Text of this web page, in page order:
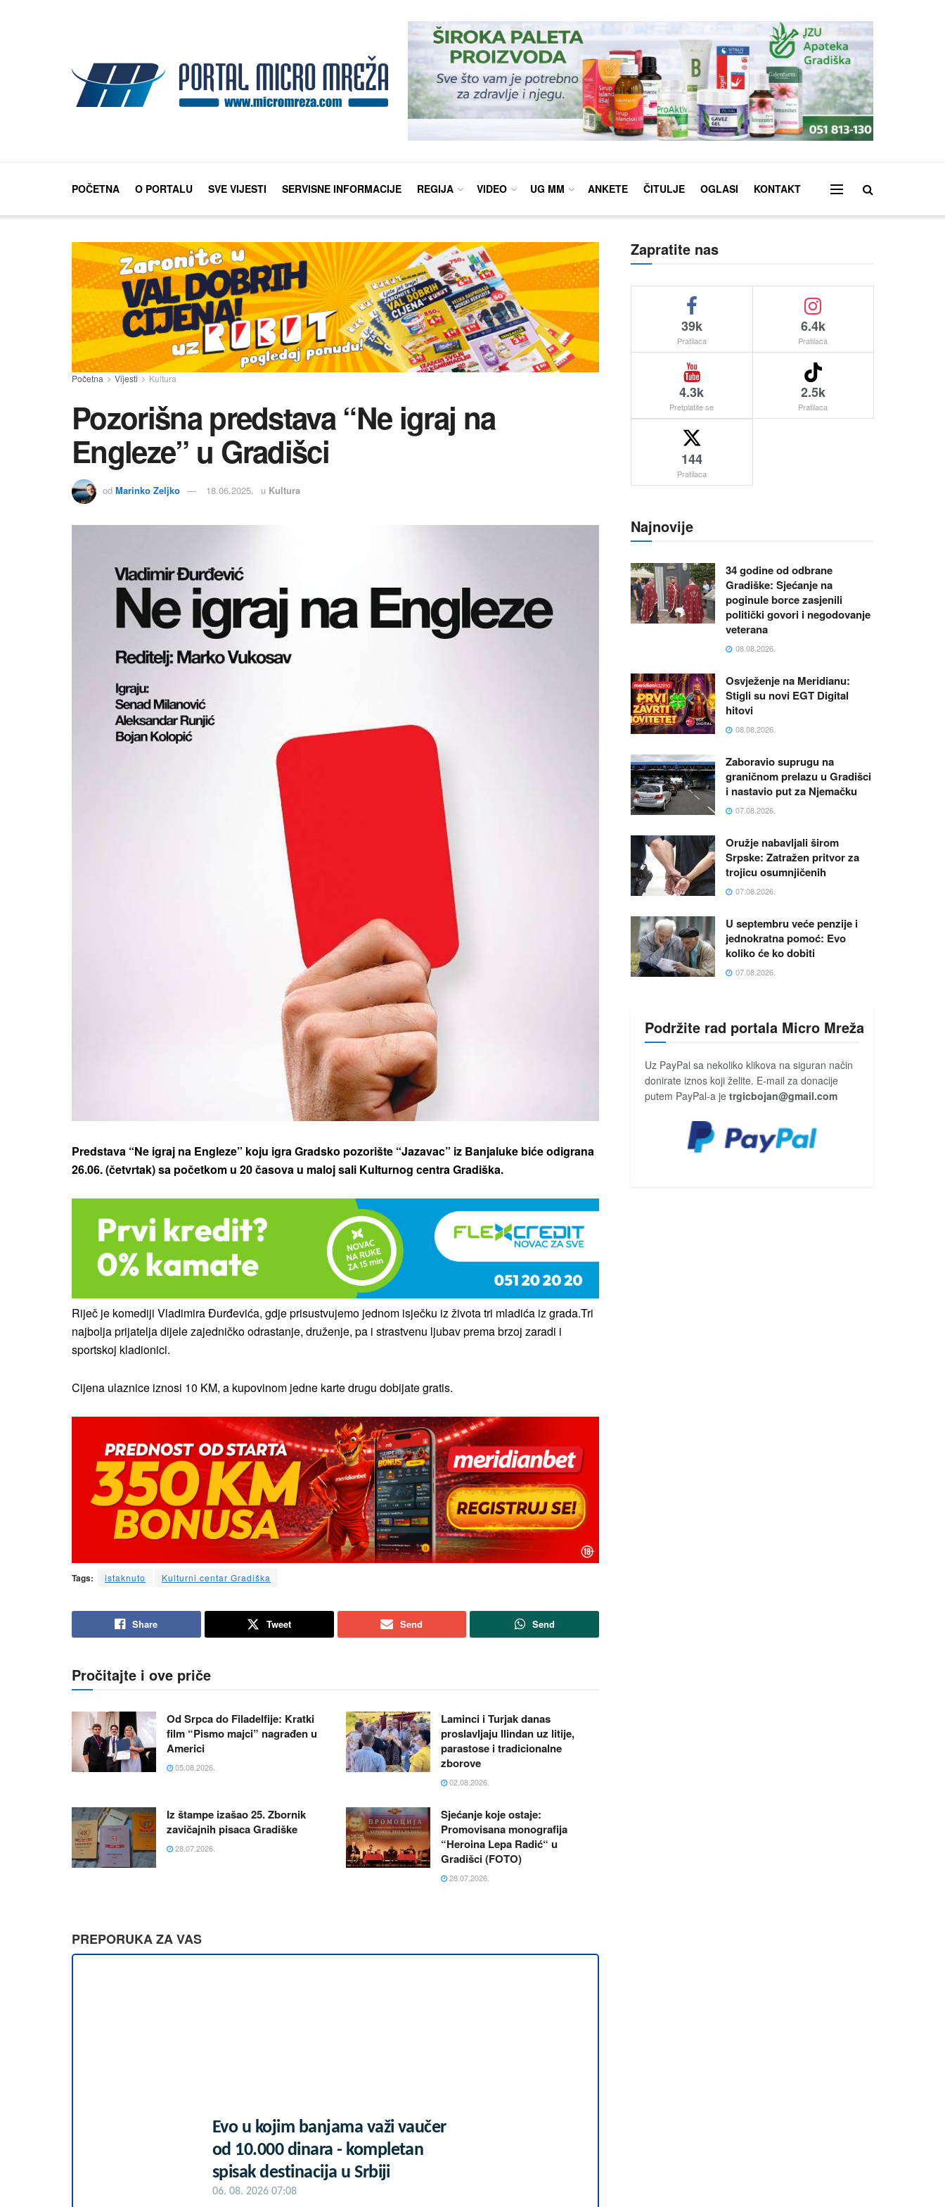
POČETNA O PORTALU SVE VIJESTI SERVISNE INFORMACIJE REGIJA VIDEO UG MM ANKETE ČITULJE OGLASI KONTAKT
Početna Vijesti Kultura
Pozorišna predstava “Ne igraj na
Engleze” u Gradišci
od Marinko Zeljko 18.06.2025. u Kultura
Predstava “Ne igraj na Engleze” koju igra Gradsko pozorište “Jazavac” iz Banjaluke biće odigrana
26.06. (četvrtak) sa početkom u 20 časova u maloj sali Kulturnog centra Gradiška.
Riječ je komediji Vladimira Đurđevića, gdje prisustvujemo jednom isječku iz života tri mladića iz grada.Tri
najbolja prijatelja dijele zajedničko odrastanje, druženje, pa i strastvenu ljubav prema brzoj zaradi i
sportskoj kladionici.
Cijena ulaznice iznosi 10 KM, a kupovinom jedne karte drugu dobijate gratis.
Tags: istaknuto Kulturni centar Gradiška
Share Tweet Send Send
Pročitajte i ove priče
Od Srpca do Filadelfije: Kratki
film “Pismo majci” nagrađen u
Americi
05.08.2026.
Laminci i Turjak danas
proslavljaju Ilindan uz litije,
parastose i tradicionalne
zborove
02.08.2026.
Iz štampe izašao 25. Zbornik
zavičajnih pisaca Gradiške
28.07.2026.
Sjećanje koje ostaje:
Promovisana monografija
“Heroina Lepa Radić“ u
Gradišci (FOTO)
28.07.2026.
PREPORUKA ZA VAS
Evo u kojim banjama važi vaučer
od 10.000 dinara - kompletan
spisak destinacija u Srbiji
06. 08. 2026 07:08
Zapratite nas
39k
Pratilaca
6.4k
Pratilaca
4.3k
Pretplatite se
2.5k
Pratilaca
144
Pratilaca
Najnovije
34 godine od odbrane
Gradiške: Sjećanje na
poginule borce zasjenili
politički govori i negodovanje
veterana
08.08.2026.
Osvježenje na Meridianu:
Stigli su novi EGT Digital
hitovi
08.08.2026.
Zaboravio suprugu na
graničnom prelazu u Gradišci
i nastavio put za Njemačku
07.08.2026.
Oružje nabavljali širom
Srpske: Zatražen pritvor za
trojicu osumnjičenih
07.08.2026.
U septembru veće penzije i
jednokratna pomoć: Evo
koliko će ko dobiti
07.08.2026.
Podržite rad portala Micro Mreža
Uz PayPal sa nekoliko klikova na siguran način
donirate iznos koji želite. E-mail za donacije
putem PayPal-a je trgicbojan@gmail.com